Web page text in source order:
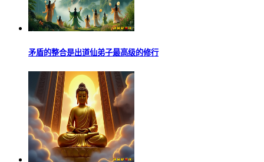
矛盾的整合是出道仙弟子最高级的修行